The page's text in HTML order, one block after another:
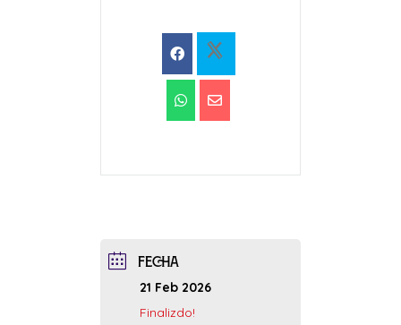
FECHA
21 Feb 2026
Finalizdo!